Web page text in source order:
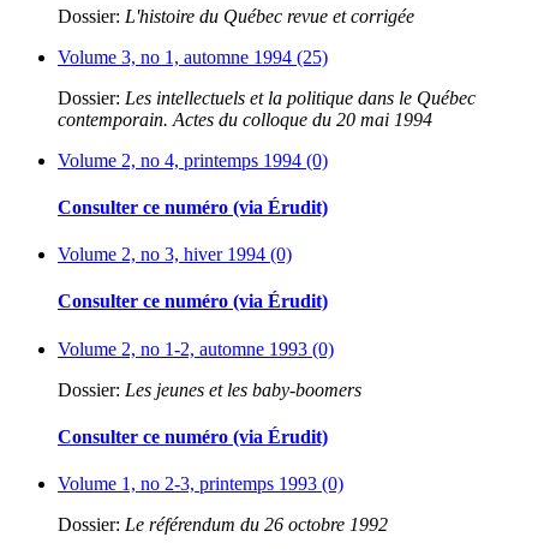
Dossier: L'histoire du Québec revue et corrigée
Volume 3, no 1, automne 1994 (25)
Dossier: Les intellectuels et la politique dans le Québec
contemporain. Actes du colloque du 20 mai 1994
Volume 2, no 4, printemps 1994 (0)
Consulter ce numéro (via Érudit)
Volume 2, no 3, hiver 1994 (0)
Consulter ce numéro (via Érudit)
Volume 2, no 1-2, automne 1993 (0)
Dossier: Les jeunes et les baby-boomers
Consulter ce numéro (via Érudit)
Volume 1, no 2-3, printemps 1993 (0)
Dossier: Le référendum du 26 octobre 1992